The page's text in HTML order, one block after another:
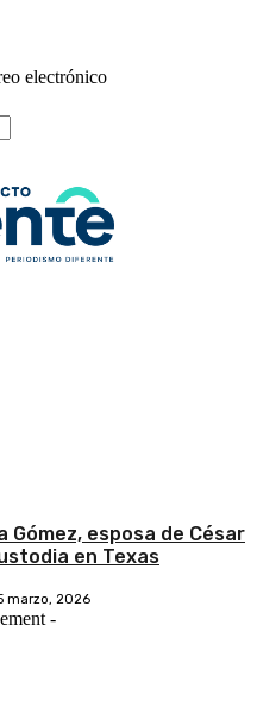
electrónico
Gómez, esposa de César
en Texas
marzo, 2026
-